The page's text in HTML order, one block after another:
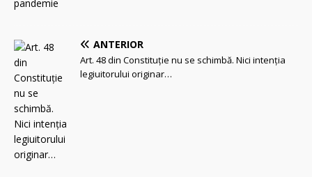
ANTERIOR
Art. 48 din Constituție nu se schimbă. Nici intenția
legiuitorului originar…